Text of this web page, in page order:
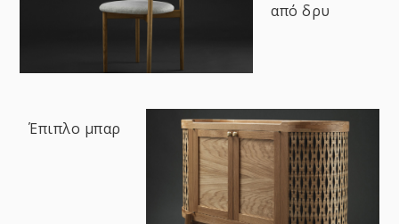
από δρυ
Έπιπλο μπαρ